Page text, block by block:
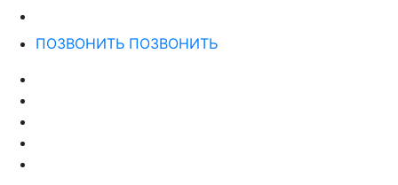
ПОЗВОНИТЬ ПОЗВОНИТЬ